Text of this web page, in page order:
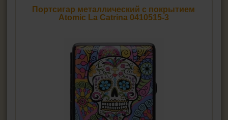
Портсигар металлический с покрытием
Atomic La Catrina 0410515-3